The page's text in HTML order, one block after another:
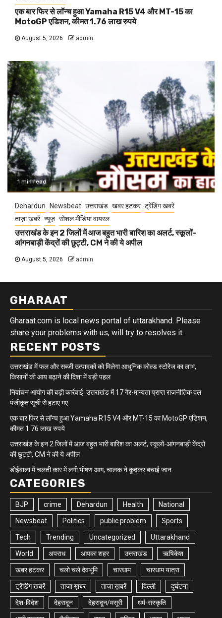
एक बार फिर से लॉन्च हुआ Yamaha R15 V4 और MT-15 का
MotoGP एडिशन, कीमत 1.76 लाख रुपये
August 5, 2026 admin
1 min read
Dehardun Newsbeat उत्तराखंड खबर हटकर ट्रेंडिंग खबरें
ताज़ा ख़बरें न्यूज़ सोशल मीडिया वायरल
उत्तराखंड के इन 2 जिलों में आज बहुत भारी बारिश का अलर्ट, स्कूलों-
आंगनबाड़ी केंद्रों की छुट्टी, CM ने की ये अपील
August 5, 2026 admin
GHARAAT
Gharaat.com is local news portal of uttarakhand. Please
share your problems with us, will try to resolves it.
RECENT POSTS
उत्तराखंड में फल और सब्जी उत्पादकों को मिलेगा आधुनिक कोल्ड स्टोरेज का लाभ,
किसानों की आय बढ़ाने की दिशा में बड़ी पहल
निर्वाचन आयोग की बड़ी कार्रवाई: उत्तराखंड में 17 गैर-मान्यता प्राप्त राजनीतिक दल
पंजीकृत सूची से हटाए गए
एक बार फिर से लॉन्च हुआ Yamaha R15 V4 और MT-15 का MotoGP एडिशन,
कीमत 1.76 लाख रुपये
उत्तराखंड के इन 2 जिलों में आज बहुत भारी बारिश का अलर्ट, स्कूलों-आंगनबाड़ी केंद्रों
की छुट्टी, CM ने की ये अपील
डोईवाला में चलती कार में लगी भीषण आग, चालक ने कूदकर बचाई जान
CATEGORIES
BJP crime Dehardun Health National
Newsbeat Politics public problem Sports
Tech Trending Uncategorized Uttarakhand
World अपराध आपका शहर उत्तराखंड ऋषिकेश
खबर हटकर चलो चले देवभूमि चारधाम चारधाम यात्रा
ट्रेंडिंग खबरें ताज़ा ख़बर ताज़ा ख़बरें दिल्ली दुर्घटना
देश-विदेश देहरादून देहरादून/मसूरी धर्म-संस्कृति